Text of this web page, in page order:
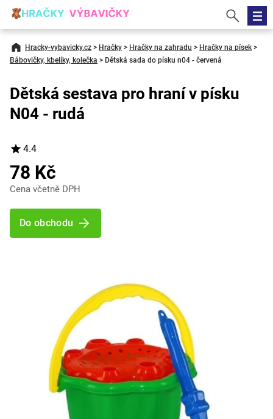
Hracky-vybavicky.cz > Hračky > Hračky na zahradu > Hračky na písek >
Bábovičky, kbelíky, kolečka > Dětská sada do písku n04 - červená
Dětská sestava pro hraní v písku
N04 - rudá
4.4
78 Kč
Cena včetně DPH
Do obchodu